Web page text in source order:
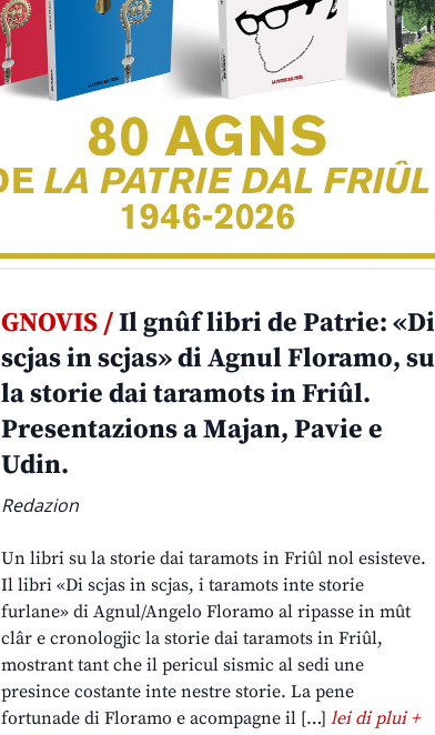
GNOVIS /Il gnûf libri de Patrie: «Di
scjas in scjas» di Agnul Floramo, su
la storie dai taramots in Friûl.
Presentazions a Majan, Pavie e
Udin.
Redazion
Un libri su la storie dai taramots in Friûl nol esisteve.
Il libri «Di scjas in scjas, i taramots inte storie
furlane» di Agnul/Angelo Floramo al ripasse in mût
clâr e cronologjic la storie dai taramots in Friûl,
mostrant tant che il pericul sismic al sedi une
presince costante inte nestre storie. La pene
fortunade di Floramo e acompagne il […] lei di plui +